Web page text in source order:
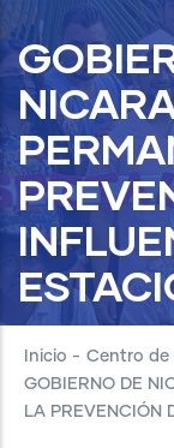
Inicio - Centro de
GOBIERNO DE
LA PREVENCIÓN